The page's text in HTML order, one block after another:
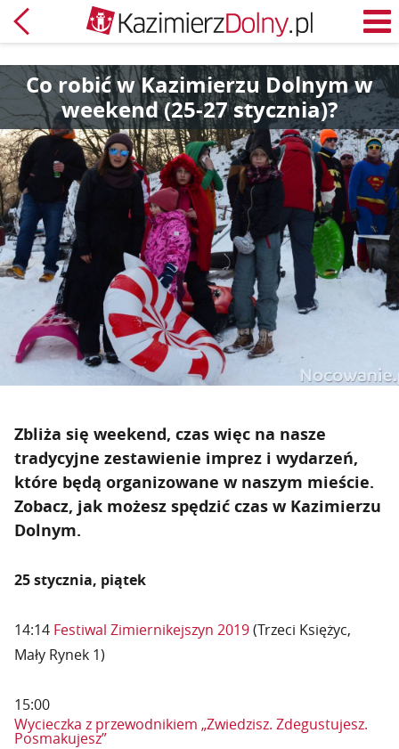
Powrót
Co robić w Kazimierzu Dolnym w
weekend (25-27 stycznia)?
Zbliża się weekend, czas więc na nasze
tradycyjne zestawienie imprez i wydarzeń,
które będą organizowane w naszym mieście.
Zobacz, jak możesz spędzić czas w Kazimierzu
Dolnym.
25 stycznia, piątek
14:14 Festiwal Zimiernikejszyn 2019(Trzeci Księżyc,
Mały Rynek 1)
15:00
Wycieczka z przewodnikiem „Zwiedzisz. Zdegustujesz.
Posmakujesz”